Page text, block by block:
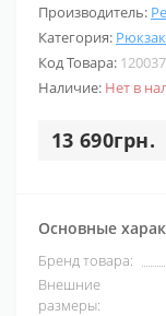
Производитель:
Категория:
Код Товара: 120037
Наличие: Нет в
13 690грн.
Основные
Бренд товара:
Внешние
размеры: